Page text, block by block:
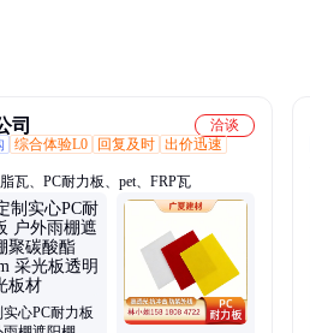
司
洽谈
综合体验L0 回复及时 出价迅速
瓦、PC耐力板、pet、FRP瓦
实心PC耐力板